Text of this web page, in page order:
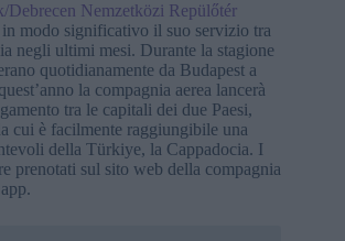
Debrecen Nemzetközi Repülőtér
modo significativo il suo servizio tra
negli ultimi mesi. Durante la stagione
quotidianamente da Budapest a
la compagnia aerea lancerà
tra le capitali dei due Paesi,
cui è facilmente raggiungibile una
della Türkiye, la Cappadocia. I
prenotati sul sito web della compagnia